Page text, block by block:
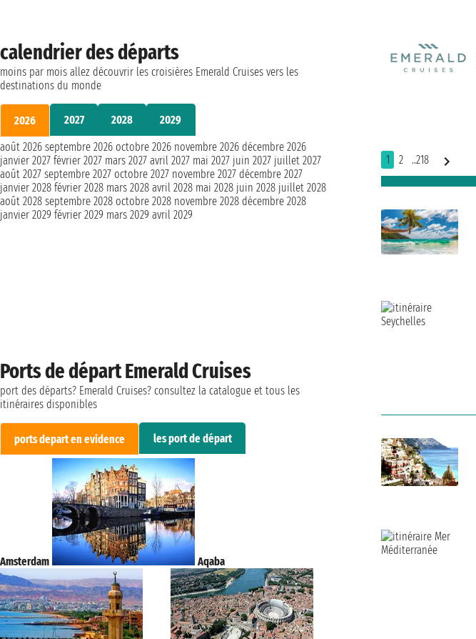
1 2 ..218
calendrier des départs
moins par mois allez découvrir les croisières Emerald Cruises vers les
destinations du monde
2026 2027 2028
2029
août 2026 septembre 2026 octobre 2026 novembre 2026 décembre 2026
janvier 2027 février 2027 mars 2027 avril 2027 mai 2027 juin 2027 juillet 2027
août 2027 septembre 2027 octobre 2027 novembre 2027 décembre 2027
janvier 2028 février 2028 mars 2028 avril 2028 mai 2028 juin 2028 juillet 2028
août 2028 septembre 2028 octobre 2028 novembre 2028 décembre 2028
janvier 2029 février 2029 mars 2029 avril 2029
Ports de départ Emerald Cruises
port des départs? Emerald Cruises? consultez la catalogue et tous les
itinéraires disponibles
ports depart en evidence les port de départ
Amsterdam Aqaba